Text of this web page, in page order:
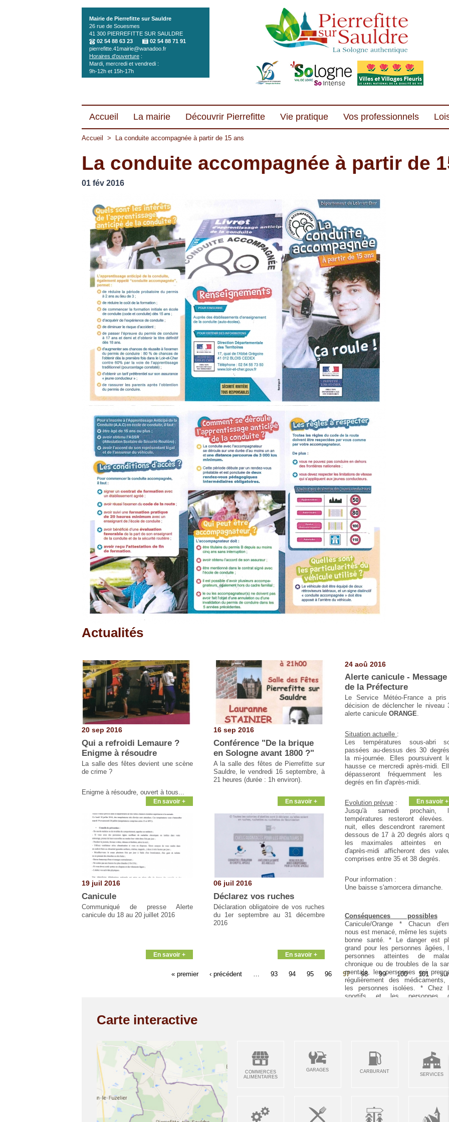
Mairie de Pierrefitte sur Sauldre
26 rue de Souesmes
41 300 PIERREFITTE SUR SAULDRE
02 54 88 63 23
02 54 88 71 91
pierrefitte.41mairie@wanadoo.fr
Horaires d'ouverture :
Mardi, mercredi et vendredi :
9h-12h et 15h-17h
Accueil La mairie Découvrir Pierrefitte Vie pratique Vos professionnels
Accueil > La conduite accompagnée à partir de 15 ans
La conduite accompagnée à partir de
01 fév 2016
Actualités
20 sep 2016
Qui a refroidi Lemaure ?
Enigme à résoudre
La salle des fêtes devient une scène
de crime ?
Enigme à résoudre, ouvert à tous...
En savoir +
16 sep 2016
Conférence "De la brique
en Sologne avant 1800 ?"
A la salle des fêtes de Pierrefitte sur
Sauldre, le vendredi 16 septembre, à
21 heures (durée : 1h environ).
En savoir +
24 aoû 2016
Alerte canicule - Message
de la Préfecture
Le Service Météo-France a
décision de déclencher le niveau
alerte canicule ORANGE.
Situation actuelle :
Les températures sous-abri
passées au-dessus des 30
la mi-journée. Elles poursuivent
hausse ce mercredi après-midi.
dépasseront fréquemment les
degrés en fin d'après-midi.
Evolution prévue :
Jusqu'à samedi prochain,
températures resteront élevées.
nuit, elles descendront rarement
dessous de 17 à 20 degrés alors
les maximales atteintes en
d'après-midi afficheront des
comprises entre 35 et 38 degrés.
Pour information :
Une baisse s'amorcera dimanche.
Conséquences possibles
Canicule/Orange * Chacun
nous est menacé, même les sujets
bonne santé. * Le danger est
grand pour les personnes âgées,
personnes atteintes de
chronique ou de troubles de la
mentale, les personnes qui
régulièrement des
les personnes isolées. * Chez
sportifs et les personnes
maux de tête, des nausées,
somnolence, une soif intense,
confusion, des convulsions et
Conseils
Si vous avez besoin d'aide appelez
mairie. * Si vous avez des
En savoir +
19 juil 2016
Canicule
Communiqué de presse Alerte
canicule du 18 au 20 juillet 2016
En savoir +
06 juil 2016
Déclarez vos ruches
Déclaration obligatoire de vos ruches
du 1er septembre au 31 décembre
2016
En savoir +
Pages
« premier ‹ précédent 93 94 95 96 97 98 99 100 101
Carte interactive
COMMERCES
ALIMENTAIRES
GARAGES CARBURANT
SERVICES